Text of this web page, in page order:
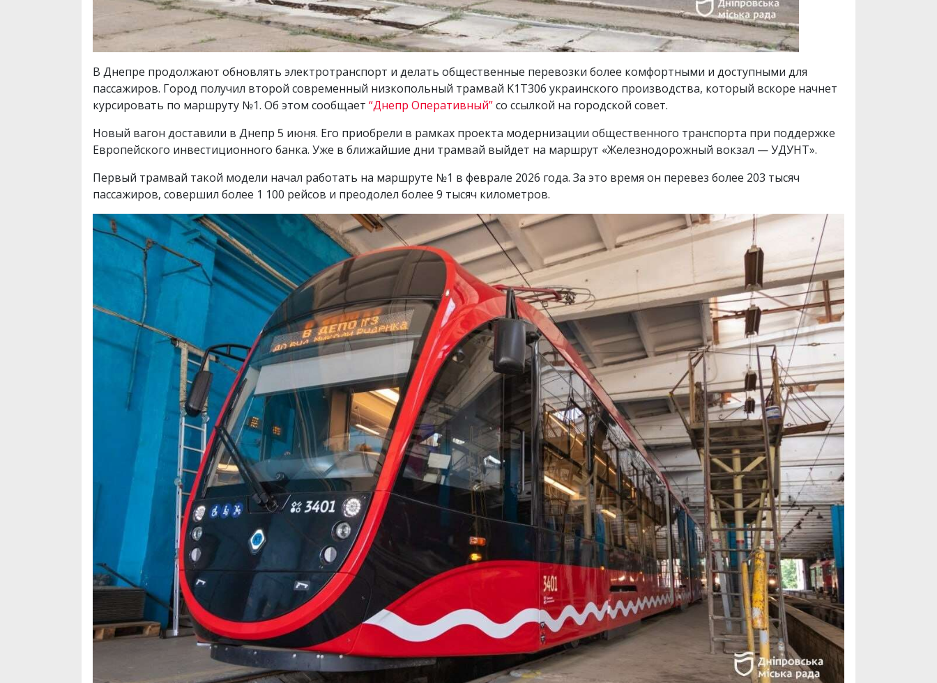
В Днепре продолжают обновлять электротранспорт и делать общественные перевозки более комфортными и доступными для
пассажиров. Город получил второй современный низкопольный трамвай K1T306 украинского производства, который вскоре начнет
курсировать по маршруту №1. Об этом сообщает “Днепр Оперативный”со ссылкой на городской совет.
Новый вагон доставили в Днепр 5 июня. Его приобрели в рамках проекта модернизации общественного транспорта при поддержке
Европейского инвестиционного банка. Уже в ближайшие дни трамвай выйдет на маршрут «Железнодорожный вокзал — УДУНТ».
Первый трамвай такой модели начал работать на маршруте №1 в феврале 2026 года. За это время он перевез более 203 тысяч
пассажиров, совершил более 1 100 рейсов и преодолел более 9 тысяч километров.